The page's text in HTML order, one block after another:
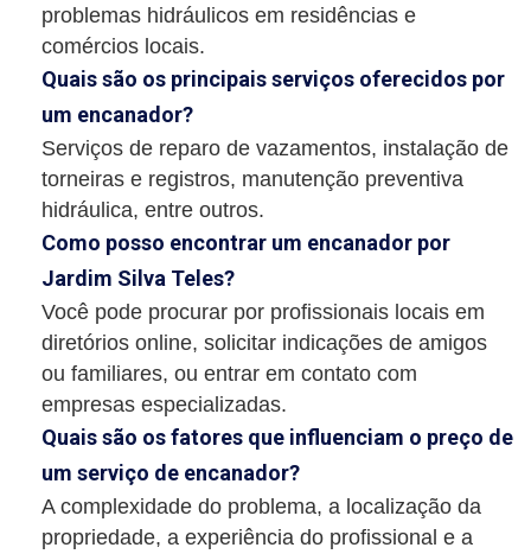
problemas hidráulicos em residências e
comércios locais.
Quais são os principais serviços oferecidos por
um encanador?
Serviços de reparo de vazamentos, instalação de
torneiras e registros, manutenção preventiva
hidráulica, entre outros.
Como posso encontrar um encanador por
Jardim Silva Teles?
Você pode procurar por profissionais locais em
diretórios online, solicitar indicações de amigos
ou familiares, ou entrar em contato com
empresas especializadas.
Quais são os fatores que influenciam o preço de
um serviço de encanador?
A complexidade do problema, a localização da
propriedade, a experiência do profissional e a